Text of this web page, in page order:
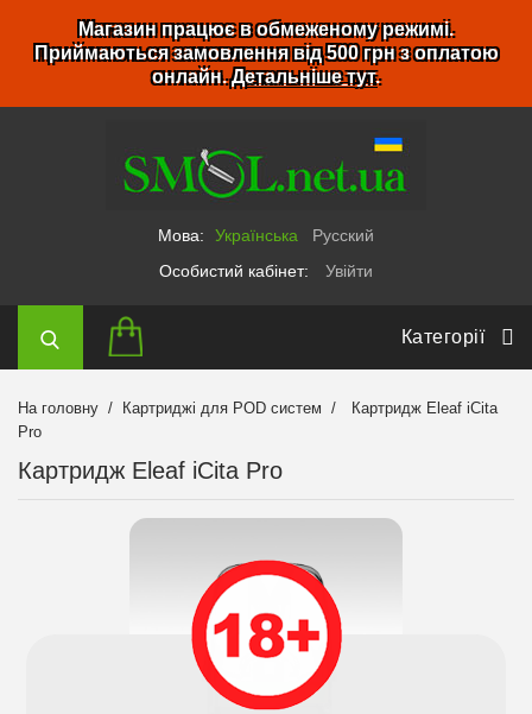
Магазин працює в обмеженому режимі.
Приймаються замовлення від 500 грн з оплатою
онлайн.Детальніше тут.
Мова: Українська
Русский
Особистий кабінет:
Увійти
Категорії
На головну Картриджі для POD систем
Картридж Eleaf iCita
Pro
Картридж Eleaf iCita Pro